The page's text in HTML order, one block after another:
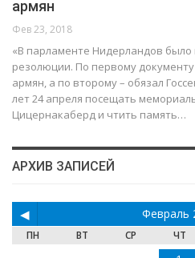
армян
Фев 23, 2018
«В парламенте Нидерландов было
резолюции. По первому
армян, а по второму – обязал
лет 24 апреля посещать
Цицернакаберд и чтить память…
АРХИВ ЗАПИСЕЙ
◀ Февраль
ПН ВТ СР ЧТ